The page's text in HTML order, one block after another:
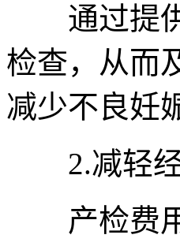
通过提供
检查，从而
减少不良妊
2.减轻经
产检费用